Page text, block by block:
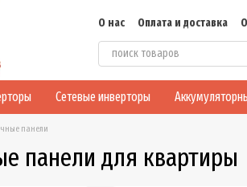
О нас Оплата и доставка
Блог
Сетевые инверторы
панели
панели для квартиры